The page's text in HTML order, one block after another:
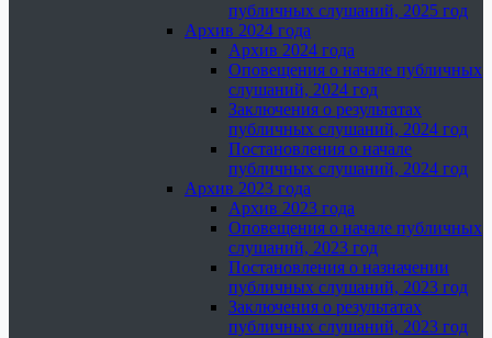
публичных слушаний, 2025 год
Архив 2024 года
Архив 2024 года
Оповещения о начале публичных
слушаний, 2024 год
Заключения о результатах
публичных слушаний, 2024 год
Постановления о начале
публичных слушаний, 2024 год
Архив 2023 года
Архив 2023 года
Оповещения о начале публичных
слушаний, 2023 год
Постановления о назначении
публичных слушаний, 2023 год
Заключения о результатах
публичных слушаний, 2023 год